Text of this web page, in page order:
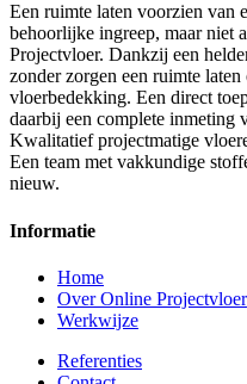
Een ruimte laten voorzien van
behoorlijke ingreep, maar niet
Projectvloer. Dankzij een
zonder zorgen een ruimte
vloerbedekking. Een direct
daarbij een complete inmeting
Kwalitatief projectmatige
Een team met vakkundige
nieuw.
Informatie
Home
Over Online Projectvloer
Werkwijze
Referenties